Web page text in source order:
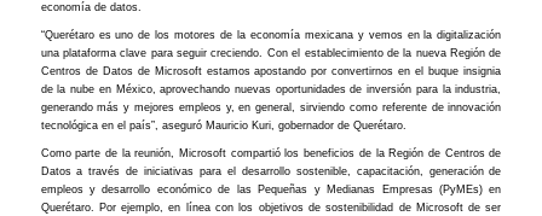
economía de datos.
“Querétaro es uno de los motores de la economía mexicana y vemos en la digitalización
una plataforma clave para seguir creciendo. Con el establecimiento de la nueva Región de
Centros de Datos de Microsoft estamos apostando por convertirnos en el buque insignia
de la nube en México, aprovechando nuevas oportunidades de inversión para la industria,
generando más y mejores empleos y, en general, sirviendo como referente de innovación
tecnológica en el país”, aseguró Mauricio Kuri, gobernador de Querétaro.
Como parte de la reunión, Microsoft compartió los beneficios de la Región de Centros de
Datos a través de iniciativas para el desarrollo sostenible, capacitación, generación de
empleos y desarrollo económico de las Pequeñas y Medianas Empresas (PyMEs) en
Querétaro. Por ejemplo, en línea con los objetivos de sostenibilidad de Microsoft de ser